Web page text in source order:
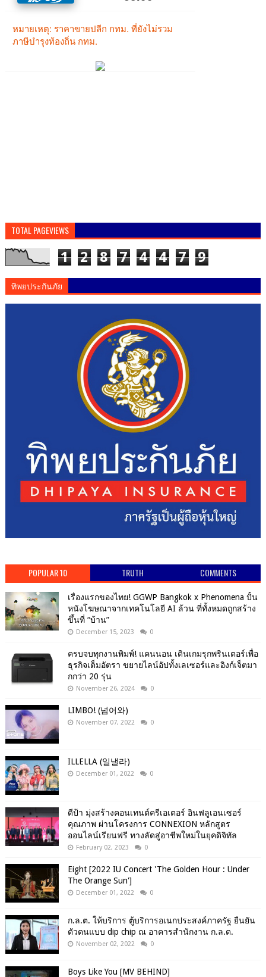
TOTAL PAGEVIEWS
1 2 8 7 4 4 7 9
ทิพยประกันภัย
POPULAR 10 TRUTH COMMENTS
เรื่องแรกของไทย! GGWP Bangkok x Phenomena ปั้น
หนังโฆษณาจากเทคโนโลยี AI ล้วน ที่ทั้งหมดถูกสร้าง
ขึ้นที่ “บ้าน”
December 15, 2023 0
ครบจบทุกงานพิมพ์! แคนนอน เดินเกมรุกพรินเตอร์เพื่อ
ธุรกิจเต็มอัตรา ขยายไลน์อัปทั้งเลเซอร์และอิงก์เจ็ตมา
กกว่า 20 รุ่น
November 26, 2024 0
LIMBO! (넘어와)
November 07, 2022 0
ILLELLA (일낼라)
December 01, 2022 0
ดีป้า มุ่งสร้างคอนเทนต์ครีเอเตอร์ อินฟลูเอนเซอร์
คุณภาพ ผ่านโครงการ CONNEXION หลักสูตร
ออนไลน์เรียนฟรี ทางลัดสู่อาชีพใหม่ในยุคดิจิทัล
February 02, 2023 0
Eight [2022 IU Concert 'The Golden Hour : Under
The Orange Sun']
December 01, 2022 0
ก.ล.ต. ให้บริการ ตู้บริการอเนกประสงค์ภาครัฐ ยืนยัน
ตัวตนแบบ dip chip ณ อาคารสำนักงาน ก.ล.ต.
November 02, 2022 0
Boys Like You [MV BEHIND]